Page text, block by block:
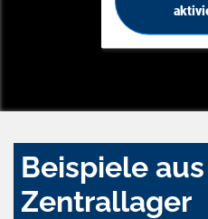
Beispiele
Zentrallager